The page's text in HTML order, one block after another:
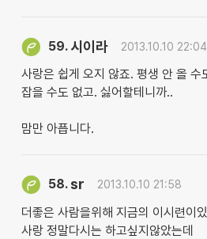
59. 시이라 2013.10.10 22:04
사랑은 쉽게 오지 않죠. 평생 안 올 수
잡을 수도 없고. 싫어할테니까..
맘만 아픕니다.
58. sr 2013.10.10 21:58
더좋은 사람을위해 지금의 이시련이
사랑 정말다시는 하고싶지않았는데